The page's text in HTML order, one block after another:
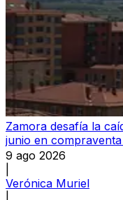
Zamora desafía la
junio en
9 ago 2026
Verónica Muriel